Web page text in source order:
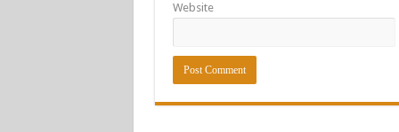
Website